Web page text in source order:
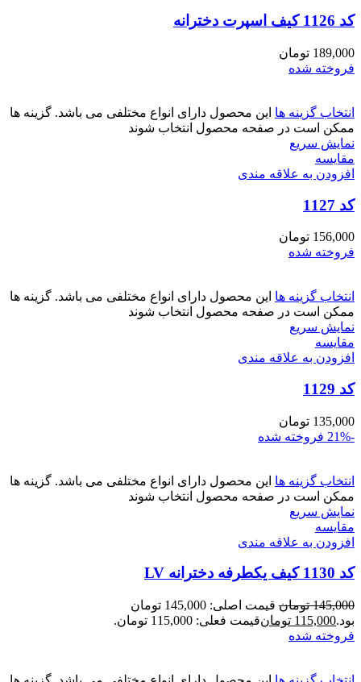
کد 1126 کیف اسپرت دخترانه
189,000 تومان
فروخته شده
انتخاب گزینه ها این محصول دارای انواع مختلفی می باشد. گزینه ها
ممکن است در صفحه محصول انتخاب شوند
نمایش سریع
مقايسه
افزودن به علاقه مندی
کد 1127
156,000 تومان
فروخته شده
انتخاب گزینه ها این محصول دارای انواع مختلفی می باشد. گزینه ها
ممکن است در صفحه محصول انتخاب شوند
نمایش سریع
مقايسه
افزودن به علاقه مندی
کد 1129
135,000 تومان
-21%
فروخته شده
انتخاب گزینه ها این محصول دارای انواع مختلفی می باشد. گزینه ها
ممکن است در صفحه محصول انتخاب شوند
نمایش سریع
مقايسه
افزودن به علاقه مندی
کد 1130 کیف یکطرفه دخترانه LV
145,000 تومان
قیمت اصلی: 145,000 تومان
بود.115,000 تومانقیمت فعلی: 115,000 تومان.
فروخته شده